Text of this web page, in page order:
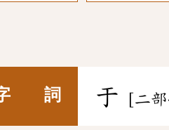
詞 于 [二